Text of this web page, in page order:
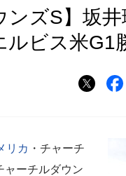
ンズS】坂
ルビス米G1
リカ ・チャーチ
ャーチルダウン